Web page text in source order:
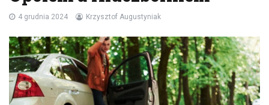
4 grudnia 2024 Krzysztof Augustyniak